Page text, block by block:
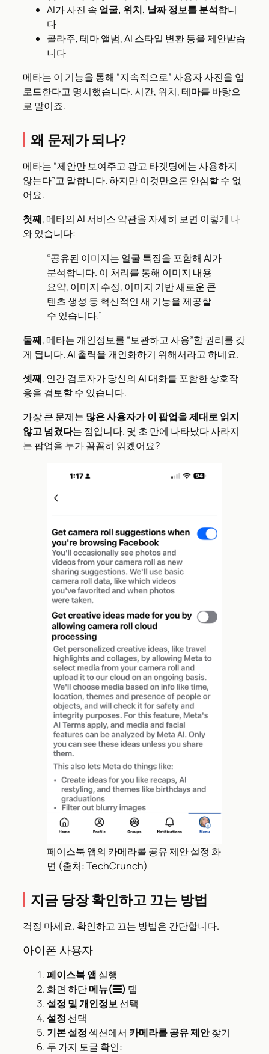
AI가 사진 속 얼굴, 위치, 날짜 정보를 분석합니
다
콜라주, 테마 앨범, AI 스타일 변환 등을 제안받습
니다
메타는 이 기능을 통해 “지속적으로” 사용자 사진을 업
로드한다고 명시했습니다. 시간, 위치, 테마를 바탕으
로 말이죠.
왜 문제가 되나?
메타는 “제안만 보여주고 광고 타겟팅에는 사용하지
않는다”고 말합니다. 하지만 이것만으론 안심할 수 없
어요.
첫째, 메타의 AI 서비스 약관을 자세히 보면 이렇게 나
와 있습니다:
“공유된 이미지는 얼굴 특징을 포함해 AI가
분석합니다. 이 처리를 통해 이미지 내용
요약, 이미지 수정, 이미지 기반 새로운 콘
텐츠 생성 등 혁신적인 새 기능을 제공할
수 있습니다.”
둘째, 메타는 개인정보를 “보관하고 사용”할 권리를 갖
게 됩니다. AI 출력을 개인화하기 위해서라고 하네요.
셋째, 인간 검토자가 당신의 AI 대화를 포함한 상호작
용을 검토할 수 있습니다.
가장 큰 문제는 많은 사용자가 이 팝업을 제대로 읽지
않고 넘겼다는 점입니다. 몇 초 만에 나타났다 사라지
는 팝업을 누가 꼼꼼히 읽겠어요?
페이스북 앱의 카메라롤 공유 제안 설정 화
면 (출처: TechCrunch)
지금 당장 확인하고 끄는 방법
걱정 마세요. 확인하고 끄는 방법은 간단합니다.
아이폰 사용자
페이스북 앱 실행
화면 하단메뉴(☰) 탭
설정 및 개인정보선택
설정 선택
기본 설정섹션에서 카메라롤 공유 제안찾기
두 가지 토글 확인: